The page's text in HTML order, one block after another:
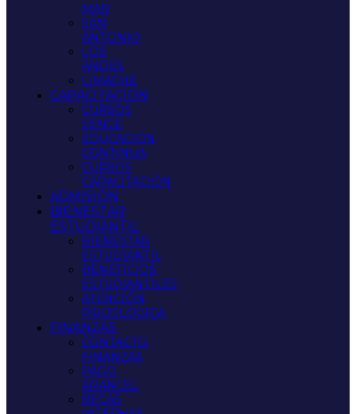
MAR
SAN
ANTONIO
LOS
ANDES
LIMACHE
CAPACITACIÓN
CURSOS
SENCE
EDUCACIÓN
CONTINUA
CURSOS
CAPACITACIÓN
ADMISIÓN
BIENESTAR
ESTUDIANTIL
BIENESTAR
ESTUDIANTIL
BENEFICIOS
ESTUDIANTILES
ATENCIÓN
PSICOLÓGICA
FINANZAS
CONTACTO
FINANZAS
PAGO
ARANCEL
BECAS